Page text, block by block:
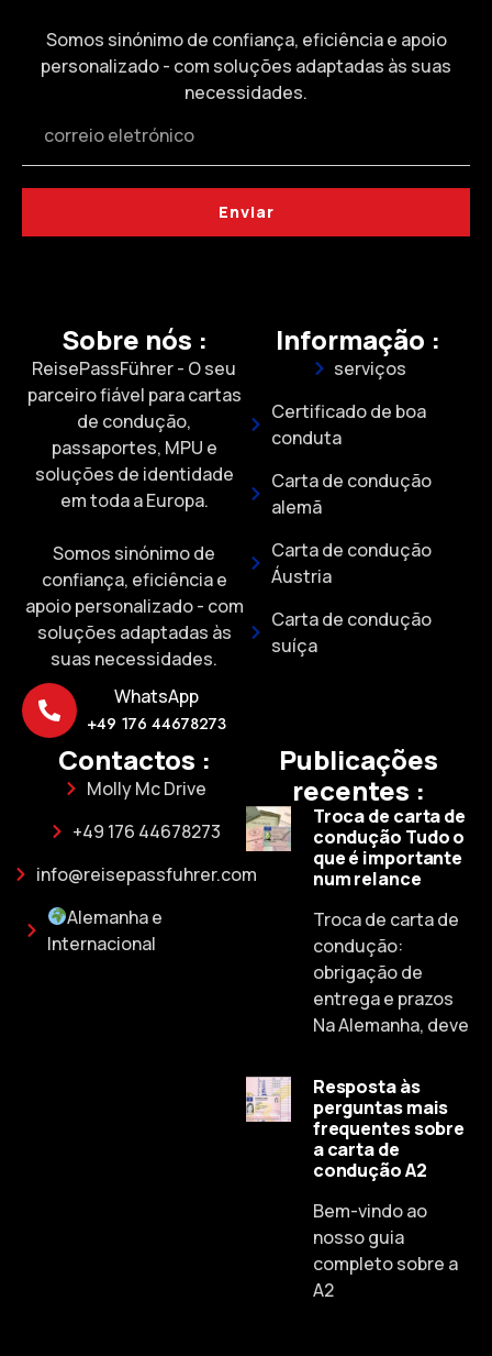
Somos sinónimo de confiança, eficiência e apoio
personalizado - com soluções adaptadas às suas
necessidades.
Enviar
Sobre nós :
ReisePassFührer - O seu
parceiro fiável para cartas
de condução,
passaportes, MPU e
soluções de identidade
em toda a Europa.
Somos sinónimo de
confiança, eficiência e
apoio personalizado - com
soluções adaptadas às
suas necessidades.
WhatsApp
+49 176 44678273
Informação :
serviços
Certificado de boa
conduta
Carta de condução
alemã
Carta de condução
Áustria
Carta de condução
suíça
Contactos :
Molly Mc Drive
+49 176 44678273
info@reisepassfuhrer.com
Alemanha e
Internacional
Publicações
recentes :
Troca de carta de
condução Tudo o
que é importante
num relance
Troca de carta de
condução:
obrigação de
entrega e prazos
Na Alemanha, deve
Resposta às
perguntas mais
frequentes sobre
a carta de
condução A2
Bem-vindo ao
nosso guia
completo sobre a
A2Chinese
Spanish
Dutch
Russian